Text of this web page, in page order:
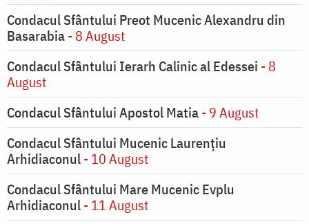
Condacul Sfântului Preot Mucenic Alexandru din
Basarabia- 8 August
Condacul Sfântului Ierarh Calinic al Edessei - 8
August
Condacul Sfântului Apostol Matia- 9 August
Condacul Sfântului Mucenic Laurențiu
Arhidiaconul- 10 August
Condacul Sfântului Mare Mucenic Evplu
Arhidiaconul- 11 August